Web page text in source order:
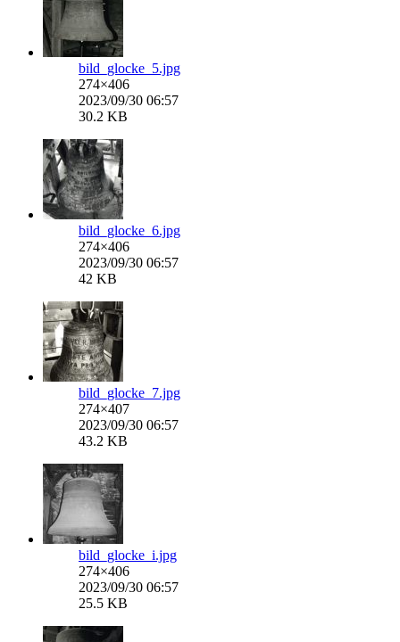
bild_glocke_5.jpg
274×406
2023/09/30 06:57
30.2 KB
bild_glocke_6.jpg
274×406
2023/09/30 06:57
42 KB
bild_glocke_7.jpg
274×407
2023/09/30 06:57
43.2 KB
bild_glocke_i.jpg
274×406
2023/09/30 06:57
25.5 KB